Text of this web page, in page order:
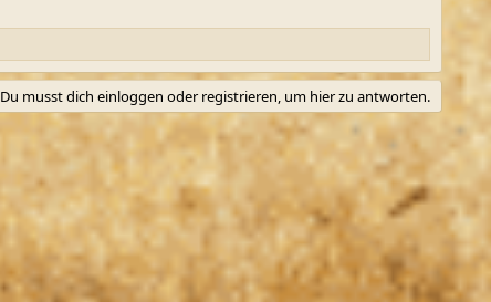
Du musst dich einloggen oder registrieren, um hier zu antworten.